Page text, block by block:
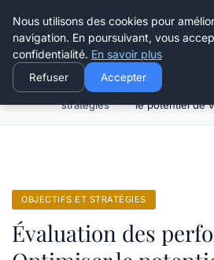
Henry Panky
Objectifs et
stratégies
Évaluation des
le potentiel de
OBJECTIFS ET STRATÉGIES
Évaluation des
Nous utilisons des cookies pour
navigation. En poursuivant, vous
confidentialité. En savoir plus
Refuser Accepter